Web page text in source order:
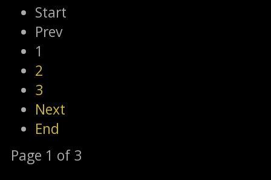
Start
Prev
1
2
3
Next
End
Page 1 of 3